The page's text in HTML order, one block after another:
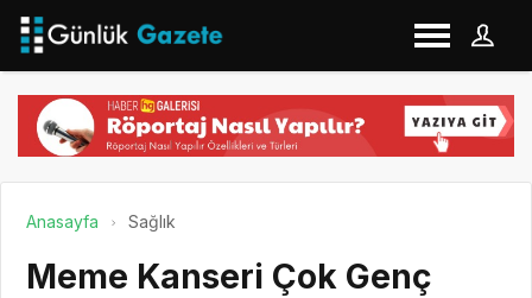
Anasayfa Sağlık
Meme Kanseri Çok Genç